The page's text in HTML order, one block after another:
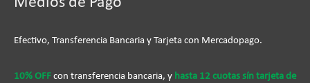
Efectivo, Transferencia Bancaria y Tarjeta con Mercadopago.
10% OFF con transferencia bancaria, y hasta 12 cuotas sín tarjeta de